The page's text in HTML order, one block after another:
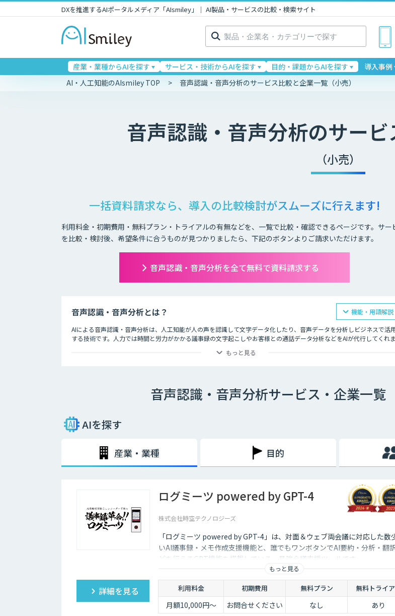
DXを推進するAIポータルメディア「AIsmiley」｜ AI製品・サービスの比較・検索サイト
検
索:
産業・業種からAIを探す サービス・技術からAIを探す 目的・課題からAIを探す 導入事例
AI・人工知能のAIsmiley TOP 音声認識・音声分析のサービス比較と企業一覧（小売）
音声認識・音声分析のサー
（小売）
一括資料請求なら、導入の比較検討がスムーズに行えます!
利用料金・初期費用・無料プラン・トライアルの有無などを、一覧で比較・確認できるページです。サー
を比較・検討後、希望条件に合うものが見つかりましたら、下記のボタンよりご請求いただけます。
音声認識・音声分析を全て無料で資料請求する
音声認識・音声分析とは？
AIによる音声認識・音声分析は、人工知能が人の声を認識して文字データ化したり、音声データを分析しビジネスで活
する技術です。人力では時間と労力がかかる議事録の文字起こしやお客様との通話データ分析などをAIが代行してくれま
もっと見る
機能・用語解説
音声認識・音声分析サービス・企業一覧
AIを探す
産業・業種 目的
ログミーツ powered by GPT-4
株式会社時空テクノロジーズ
「ログミーツ powered by GPT-4」は、対面＆ウェブ両会議に対応した数
いAI議事録・メモ作成支援機能と、誰でもワンボタンでAI要約・分析・翻
どを行えるGPT機能を搭載している、最強会議支援ツールです。
もっと見る
詳細を見る 利用料金 初期費用 無料プラン 無料トライ
月額10,000円～ お問合せください なし あり